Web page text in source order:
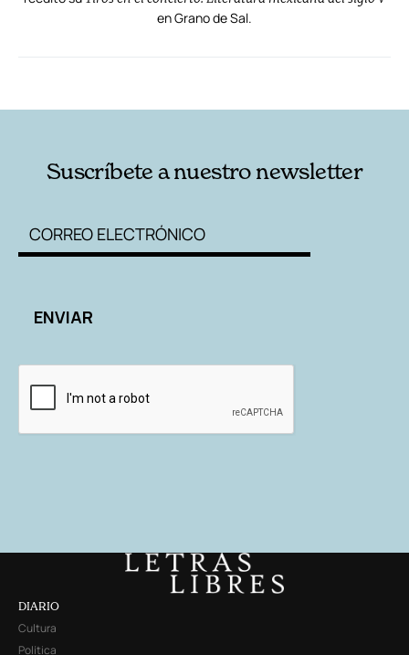
en Grano de Sal.
Suscríbete a nuestro newsletter
DIARIO
Cultura
Política